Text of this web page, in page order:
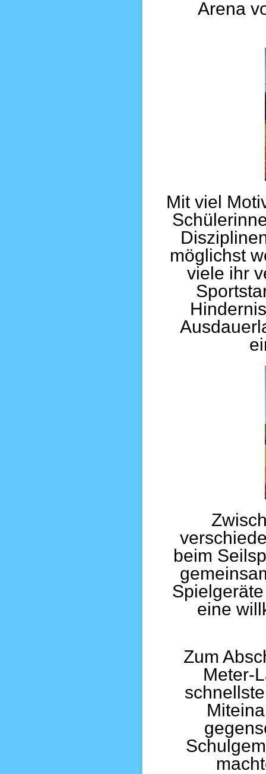
Arena
Mit viel
möglichst
viele ihr
beim
eine
Zum
Meter-